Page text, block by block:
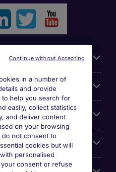
in a number of
and provide
help you search for
easily, collect statistics
and deliver content
on your browsing
not consent to
cookies but will
personalised
consent or refuse
Continue without Accepting